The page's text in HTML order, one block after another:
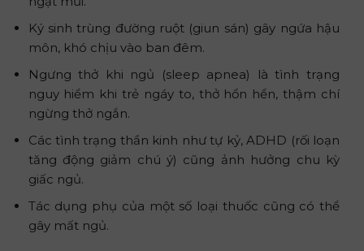
Ký sinh trùng đường ruột (giun sán) gây ngứa hậu
môn, khó chịu vào ban đêm.
Ngưng thở khi ngủ (sleep apnea) là tình trạng
nguy hiểm khi trẻ ngáy to, thở hổn hển, thậm chí
ngừng thở ngắn.
Các tình trạng thần kinh như tự kỷ, ADHD (rối loạn
tăng động giảm chú ý) cũng ảnh hưởng chu kỳ
giấc ngủ.
Tác dụng phụ của một số loại thuốc cũng có thể
gây mất ngủ.